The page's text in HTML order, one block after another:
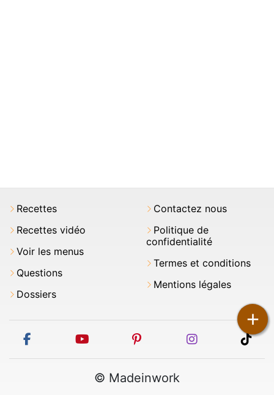
+
Recettes
Recettes vidéo
Voir les menus
Questions
Dossiers
Contactez nous
Politique de
confidentialité
Termes et conditions
Mentions légales
facebook youtube pinterest instagram
© Madeinwork